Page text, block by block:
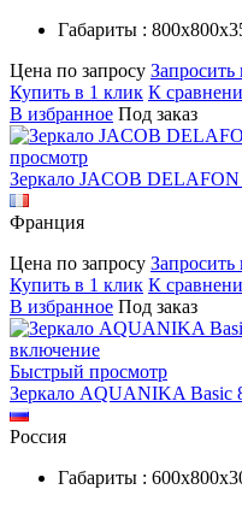
Габариты :
Цена по запросу Запросить
Купить в 1 клик К
В избранное Под заказ
просмотр
Зеркало JACOB
Франция
Цена по запросу Запросить
Купить в 1 клик К
В избранное Под заказ
Быстрый просмотр
Зеркало AQUANIKA Basic
Россия
Габариты :